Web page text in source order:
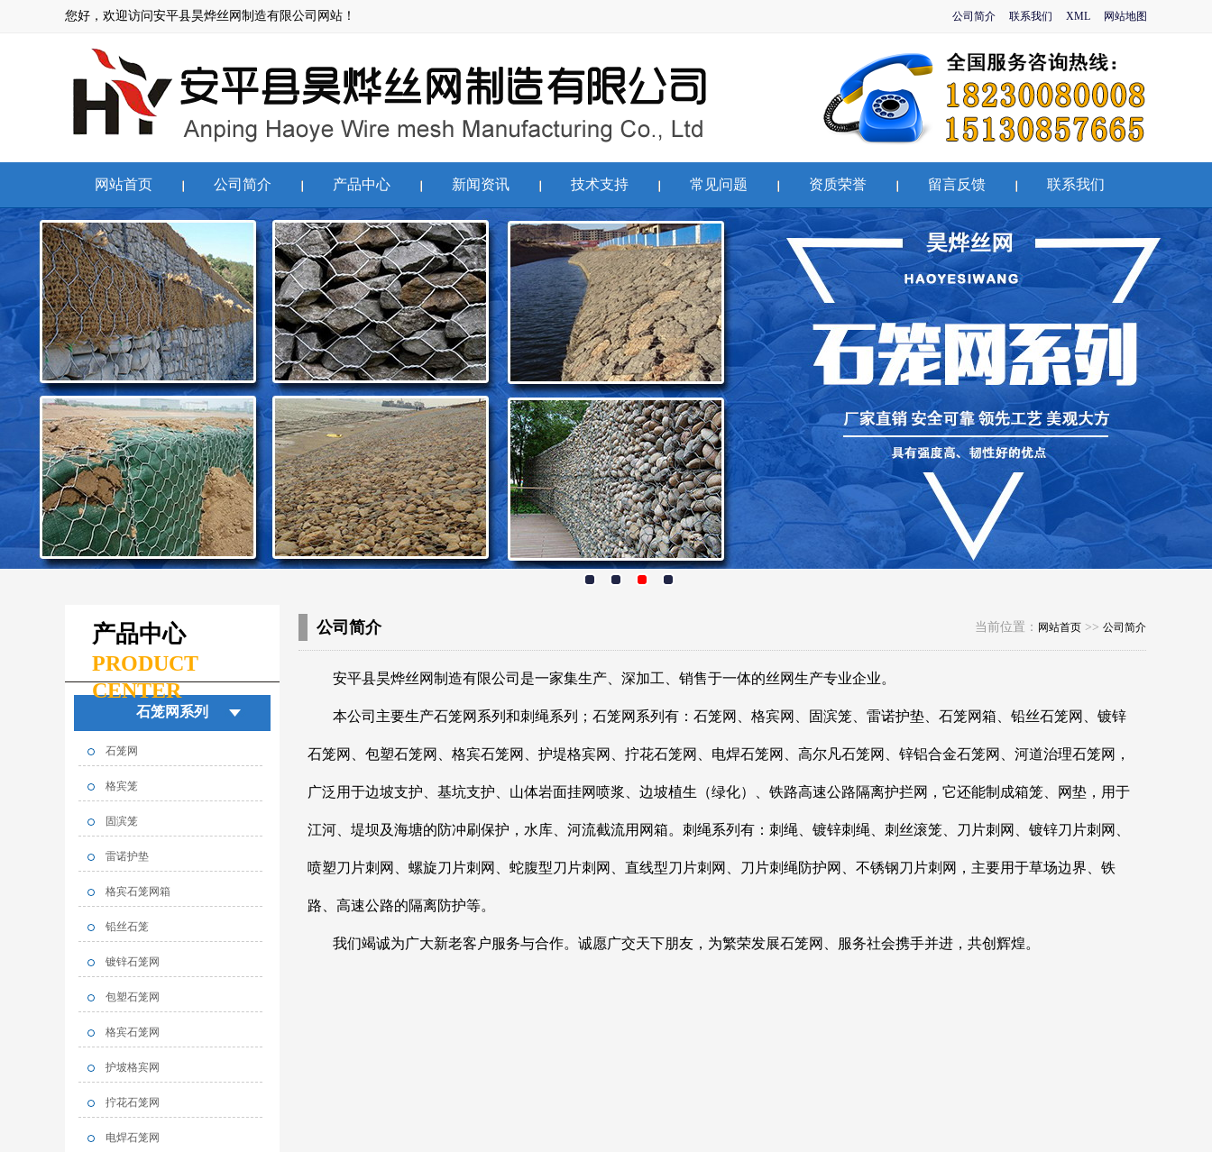
您好，欢迎访问安平县昊烨丝网制造有限公司网站！ 公司简介 联系我们 XML 网站地图
网站首页 公司简介 产品中心 新闻资讯 技术支持 常见问题 资质荣誉 留言反馈 联系我们
产品中心
PRODUCT
CENTER
石笼网系列
石笼网
格宾笼
固滨笼
雷诺护垫
格宾石笼网箱
铅丝石笼
镀锌石笼网
包塑石笼网
格宾石笼网
护坡格宾网
拧花石笼网
电焊石笼网
公司简介 当前位置： 网站首页 >> 公司简介
安平县昊烨丝网制造有限公司是一家集生产、深加工、销售于一体的丝网生产专业企业。
本公司主要生产石笼网系列和刺绳系列；石笼网系列有：石笼网、格宾网、固滨笼、雷诺护垫、石笼网箱、铅丝石笼网、镀锌
石笼网、包塑石笼网、格宾石笼网、护堤格宾网、拧花石笼网、电焊石笼网、高尔凡石笼网、锌铝合金石笼网、河道治理石笼网，
广泛用于边坡支护、基坑支护、山体岩面挂网喷浆、边坡植生（绿化）、铁路高速公路隔离护拦网，它还能制成箱笼、网垫，用于
江河、堤坝及海塘的防冲刷保护，水库、河流截流用网箱。刺绳系列有：刺绳、镀锌刺绳、刺丝滚笼、刀片刺网、镀锌刀片刺网、
喷塑刀片刺网、螺旋刀片刺网、蛇腹型刀片刺网、直线型刀片刺网、刀片刺绳防护网、不锈钢刀片刺网，主要用于草场边界、铁
路、高速公路的隔离防护等。
我们竭诚为广大新老客户服务与合作。诚愿广交天下朋友，为繁荣发展石笼网、服务社会携手并进，共创辉煌。